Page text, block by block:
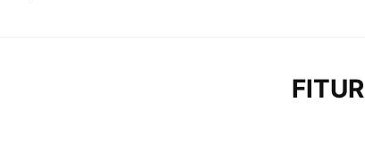
FITUR